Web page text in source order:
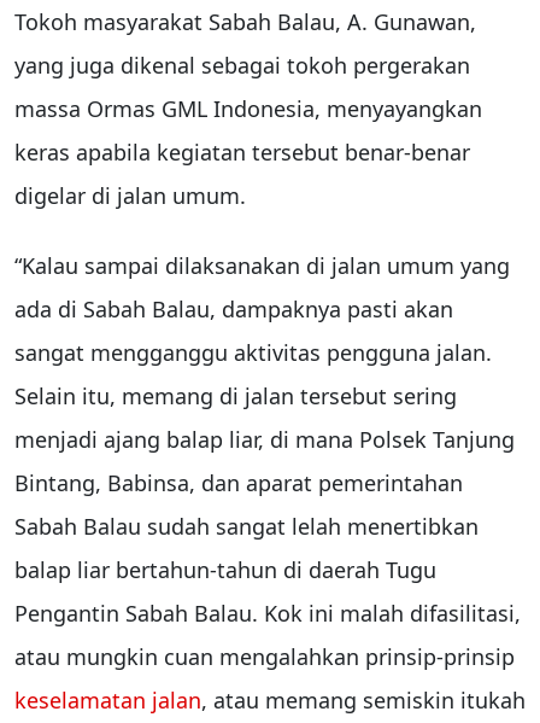
Tokoh masyarakat Sabah Balau, A. Gunawan,
yang juga dikenal sebagai tokoh pergerakan
massa Ormas GML Indonesia, menyayangkan
keras apabila kegiatan tersebut benar-benar
digelar di jalan umum.
“Kalau sampai dilaksanakan di jalan umum yang
ada di Sabah Balau, dampaknya pasti akan
sangat mengganggu aktivitas pengguna jalan.
Selain itu, memang di jalan tersebut sering
menjadi ajang balap liar, di mana Polsek Tanjung
Bintang, Babinsa, dan aparat pemerintahan
Sabah Balau sudah sangat lelah menertibkan
balap liar bertahun-tahun di daerah Tugu
Pengantin Sabah Balau. Kok ini malah difasilitasi,
atau mungkin cuan mengalahkan prinsip-prinsip
keselamatan jalan, atau memang semiskin itukah